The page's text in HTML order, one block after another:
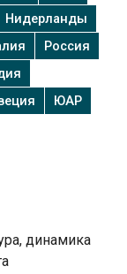
Нидерланды
Россия
ЮАР
динамика